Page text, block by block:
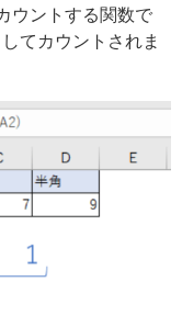
ウントする関数で
てカウントされま